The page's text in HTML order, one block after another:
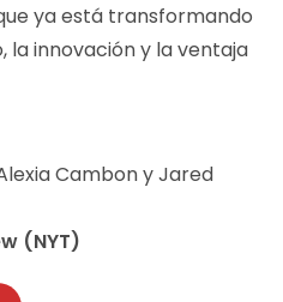
ya está transformando
la innovación y la ventaja
Cambon y Jared
(NYT)